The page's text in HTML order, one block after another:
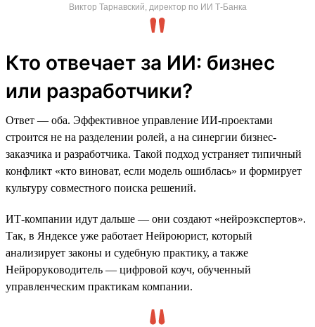
Виктор Тарнавский, директор по ИИ Т-Банка
Кто отвечает за ИИ: бизнес
или разработчики?
Ответ — оба. Эффективное управление ИИ-проектами
строится не на разделении ролей, а на синергии бизнес-
заказчика и разработчика. Такой подход устраняет типичный
конфликт «кто виноват, если модель ошиблась» и формирует
культуру совместного поиска решений.
ИТ-компании идут дальше — они создают «нейроэкспертов».
Так, в Яндексе уже работает Нейроюрист, который
анализирует законы и судебную практику, а также
Нейрорукoводитель — цифровой коуч, обученный
управленческим практикам компании.